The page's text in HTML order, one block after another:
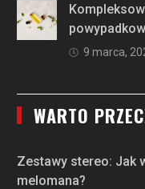
9 marca,
WARTO
Zestawy stereo: Jak
melomana?